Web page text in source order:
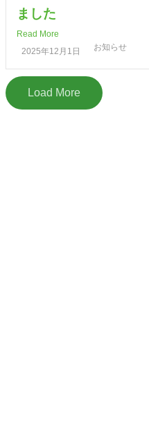
ました
Read More
2025年12月1日
お知らせ
Load More